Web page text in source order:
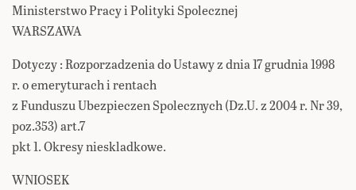
Ministerstwo Pracy i Polityki Spolecznej
WARSZAWA
Dotyczy : Rozporzadzenia do Ustawy z dnia 17 grudnia 1998
r. o emeryturach i rentach
z Funduszu Ubezpieczen Spolecznych (Dz.U. z 2004 r. Nr 39,
poz.353) art.7
pkt 1. Okresy nieskladkowe.
WNIOSEK